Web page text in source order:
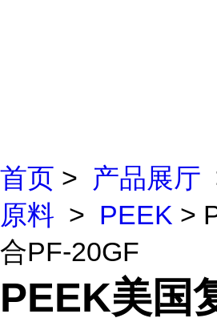
首页 > 产品展厅
原料 > PEEK >
合PF-20GF
PEEK美国